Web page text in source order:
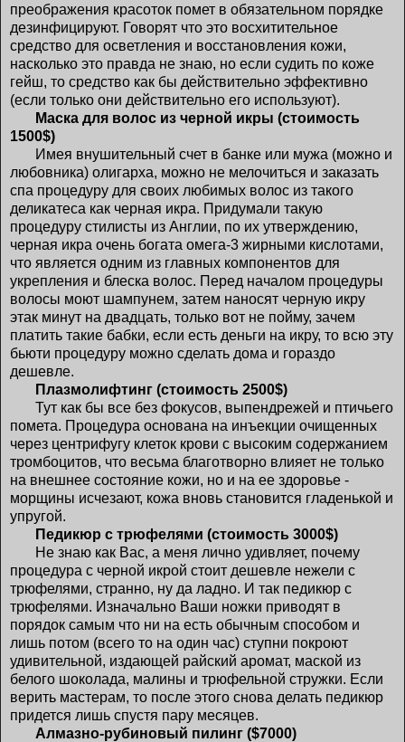
преображения красоток помет в обязательном порядке
дезинфицируют. Говорят что это восхитительное
средство для осветления и восстановления кожи,
насколько это правда не знаю, но если судить по коже
гейш, то средство как бы действительно эффективно
(если только они действительно его используют).
Маска для волос из черной икры (стоимость
1500$)
Имея внушительный счет в банке или мужа (можно и
любовника) олигарха, можно не мелочиться и заказать
спа процедуру для своих любимых волос из такого
деликатеса как черная икра. Придумали такую
процедуру стилисты из Англии, по их утверждению,
черная икра очень богата омега-3 жирными кислотами,
что является одним из главных компонентов для
укрепления и блеска волос. Перед началом процедуры
волосы моют шампунем, затем наносят черную икру
этак минут на двадцать, только вот не пойму, зачем
платить такие бабки, если есть деньги на икру, то всю эту
бьюти процедуру можно сделать дома и гораздо
дешевле.
Плазмолифтинг (стоимость 2500$)
Тут как бы все без фокусов, выпендрежей и птичьего
помета. Процедура основана на инъекции очищенных
через центрифугу клеток крови с высоким содержанием
тромбоцитов, что весьма благотворно влияет не только
на внешнее состояние кожи, но и на ее здоровье -
морщины исчезают, кожа вновь становится гладенькой и
упругой.
Педикюр с трюфелями (стоимость 3000$)
Не знаю как Вас, а меня лично удивляет, почему
процедура с черной икрой стоит дешевле нежели с
трюфелями, странно, ну да ладно. И так педикюр с
трюфелями. Изначально Ваши ножки приводят в
порядок самым что ни на есть обычным способом и
лишь потом (всего то на один час) ступни покроют
удивительной, издающей райский аромат, маской из
белого шоколада, малины и трюфельной стружки. Если
верить мастерам, то после этого снова делать педикюр
придется лишь спустя пару месяцев.
Алмазно-рубиновый пилинг ($7000)